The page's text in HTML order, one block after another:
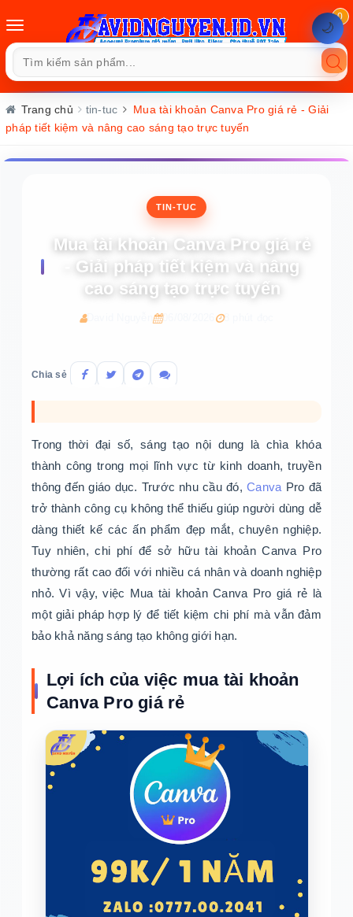
🌙
Toggle
navigation
0
Trang chủ tin-tuc
Mua tài khoản Canva Pro giá rẻ - Giải
pháp tiết kiệm và nâng cao sáng tạo trực tuyến
TIN-TUC
Mua tài khoản Canva Pro giá rẻ
- Giải pháp tiết kiệm và nâng
cao sáng tạo trực tuyến
David Nguyễn 06/08/2026 8 phút đọc
Chia sẻ
Trong thời đại số, sáng tạo nội dung là chìa khóa
thành công trong mọi lĩnh vực từ kinh doanh, truyền
thông đến giáo dục. Trước nhu cầu đó,Canva Pro đã
trở thành công cụ không thể thiếu giúp người dùng dễ
dàng thiết kế các ấn phẩm đẹp mắt, chuyên nghiệp.
Tuy nhiên, chi phí để sở hữu tài khoản Canva Pro
thường rất cao đối với nhiều cá nhân và doanh nghiệp
nhỏ. Vì vậy, việc Mua tài khoản Canva Pro giá rẻ là
một giải pháp hợp lý để tiết kiệm chi phí mà vẫn đảm
bảo khả năng sáng tạo không giới hạn.
Lợi ích của việc mua tài khoản
Canva Pro giá rẻ